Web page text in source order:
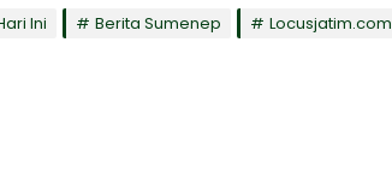
Ini Berita Sumenep
Locusjatim.com